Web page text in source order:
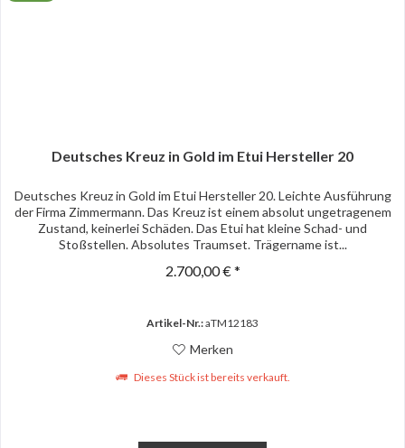
Deutsches Kreuz in Gold im Etui Hersteller 20
Deutsches Kreuz in Gold im Etui Hersteller 20. Leichte Ausführung
der Firma Zimmermann. Das Kreuz ist einem absolut ungetragenem
Zustand, keinerlei Schäden. Das Etui hat kleine Schad- und
Stoßstellen. Absolutes Traumset. Trägername ist...
2.700,00 € *
Artikel-Nr.:aTM12183
Merken
Dieses Stück ist bereits verkauft.